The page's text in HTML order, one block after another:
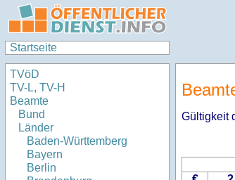
Startseite
TVöD
TV-L, TV-H
Beamte
Bund
Länder
Baden-Württemberg
Bayern
Berlin
Gültigkeit